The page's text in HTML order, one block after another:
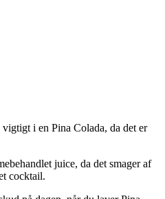
i en Pina Colada, da det er
juice, da det smager af
cocktail.